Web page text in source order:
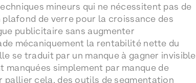
mineurs qui ne nécessitent pas de
de verre pour la croissance des
publicitaire sans augmenter
mécaniquement la rentabilité nette du
se traduit par un manque à gagner invisible
simplement par manque de
pallier cela, des outils de segmentation